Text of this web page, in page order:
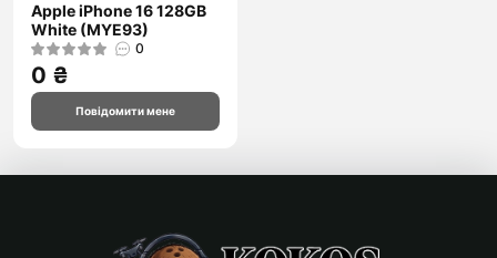
Apple iPhone 16 128GB
White (MYE93)
0
0 ₴
Повідомити мене